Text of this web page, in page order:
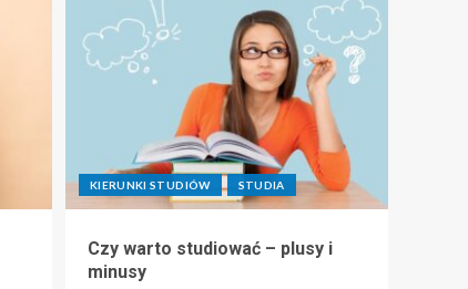
KIERUNKI STUDIÓW STUDIA
Czy warto studiować – plusy i
minusy